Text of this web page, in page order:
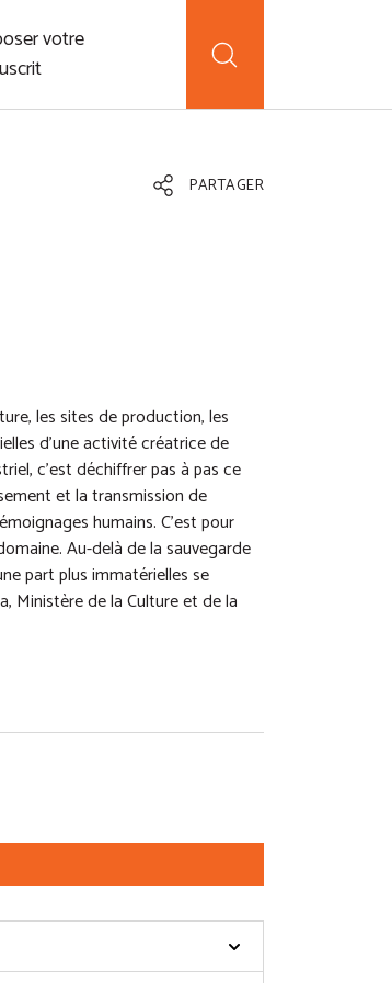
votre
PARTAGER
les sites de production, les
d’une activité créatrice de
c’est déchiffrer pas à pas ce
et la transmission de
humains. C’est pour
Au-delà de la sauvegarde
part plus immatérielles se
Ministère de la Culture et de la